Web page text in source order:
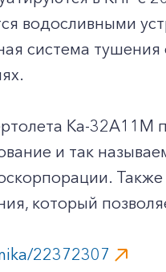
водосливными
система
Ка-32А11М
и так
который
22372307